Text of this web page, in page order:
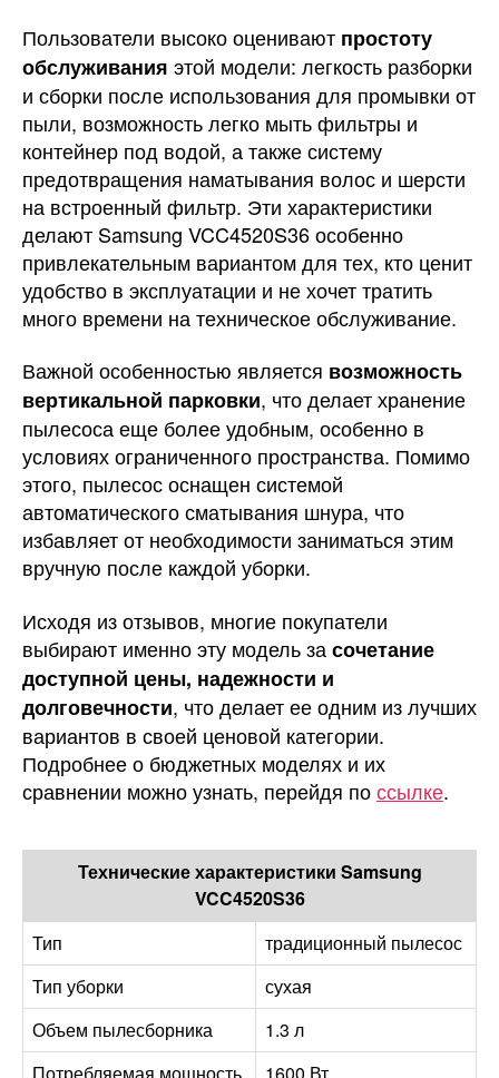
Пользователи высоко оценивают простоту
обслуживания этой модели: легкость разборки
и сборки после использования для промывки от
пыли, возможность легко мыть фильтры и
контейнер под водой, а также систему
предотвращения наматывания волос и шерсти
на встроенный фильтр. Эти характеристики
делают Samsung VCC4520S36 особенно
привлекательным вариантом для тех, кто ценит
удобство в эксплуатации и не хочет тратить
много времени на техническое обслуживание.
Важной особенностью является возможность
вертикальной парковки, что делает хранение
пылесоса еще более удобным, особенно в
условиях ограниченного пространства. Помимо
этого, пылесос оснащен системой
автоматического сматывания шнура, что
избавляет от необходимости заниматься этим
вручную после каждой уборки.
Исходя из отзывов, многие покупатели
выбирают именно эту модель засочетание
доступной цены, надежности и
долговечности, что делает ее одним из лучших
вариантов в своей ценовой категории.
Подробнее о бюджетных моделях и их
сравнении можно узнать, перейдя поссылке.
Технические характеристики Samsung
VCC4520S36
Тип
традиционный пылесос
Тип уборки
сухая
Объем пылесборника
1.3 л
Потребляемая мощность
1600 Вт